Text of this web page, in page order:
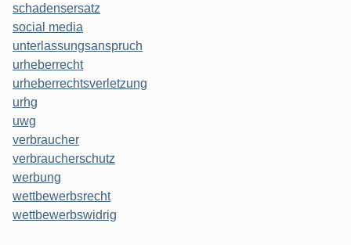
schadensersatz
social media
unterlassungsanspruch
urheberrecht
urheberrechtsverletzung
urhg
uwg
verbraucher
verbraucherschutz
werbung
wettbewerbsrecht
wettbewerbswidrig